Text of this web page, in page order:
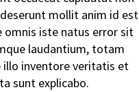
mollit anim id est
omnis iste natus error sit
laudantium, totam
illo inventore veritatis et
sunt explicabo.